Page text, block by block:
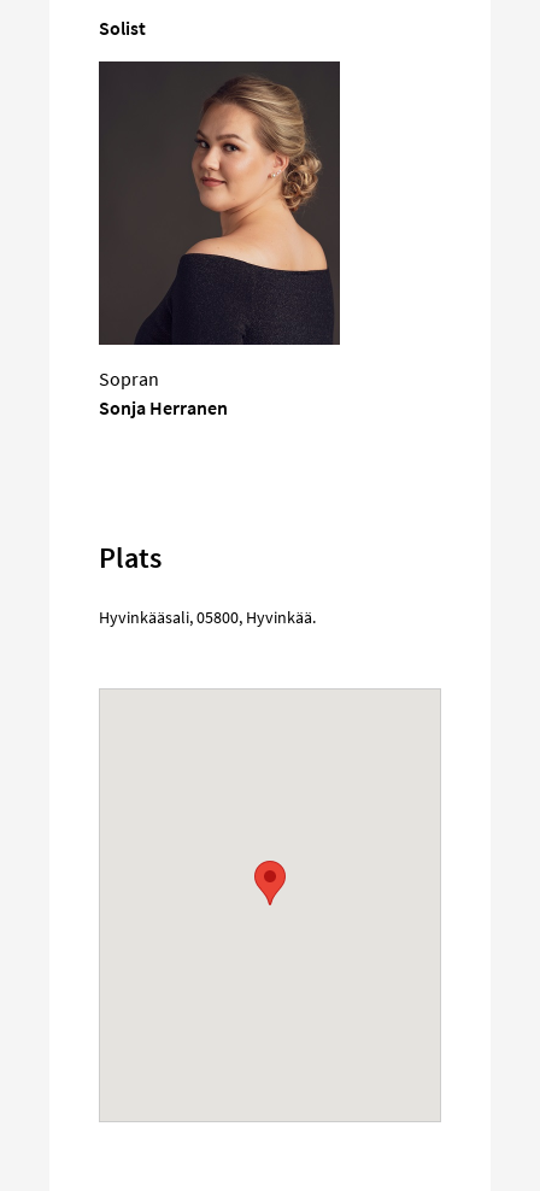
Solist
Sopran
Sonja Herranen
Plats
Hyvinkääsali,05800, Hyvinkää.